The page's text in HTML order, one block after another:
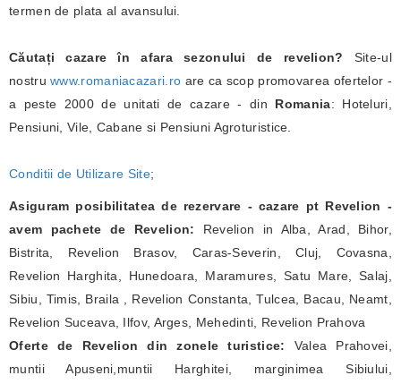
termen de plata al avansului.
Căutați cazare în afara sezonului de revelion? Site-ul
nostruwww.romaniacazari.ro are ca scop promovarea ofertelor -
a peste 2000 de unitati de cazare - din Romania: Hoteluri,
Pensiuni, Vile, Cabane si Pensiuni Agroturistice.
Conditii de Utilizare Site;
Asiguram posibilitatea de rezervare - cazare pt Revelion -
avem pachete de Revelion: Revelion in Alba, Arad, Bihor,
Bistrita, Revelion Brasov, Caras-Severin, Cluj, Covasna,
Revelion Harghita, Hunedoara, Maramures, Satu Mare, Salaj,
Sibiu, Timis, Braila , Revelion Constanta, Tulcea, Bacau, Neamt,
Revelion Suceava, Ilfov, Arges, Mehedinti, Revelion Prahova
Oferte de Revelion din zonele turistice: Valea Prahovei,
muntii Apuseni,muntii Harghitei, marginimea Sibiului,